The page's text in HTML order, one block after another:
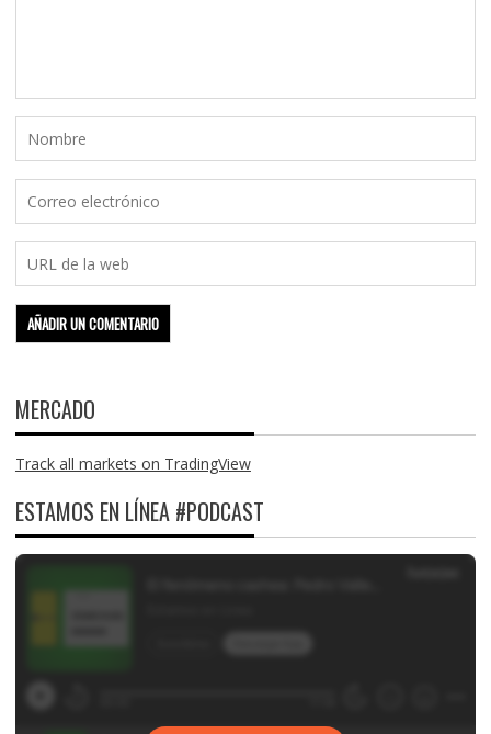
MERCADO
Track all markets on TradingView
ESTAMOS EN LÍNEA #PODCAST